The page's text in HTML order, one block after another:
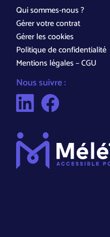
Qui sommes-nous ?
Gérer votre contrat
Gérer les cookies
Politique de confidentialité
Mentions légales – CGU
Nous suivre :